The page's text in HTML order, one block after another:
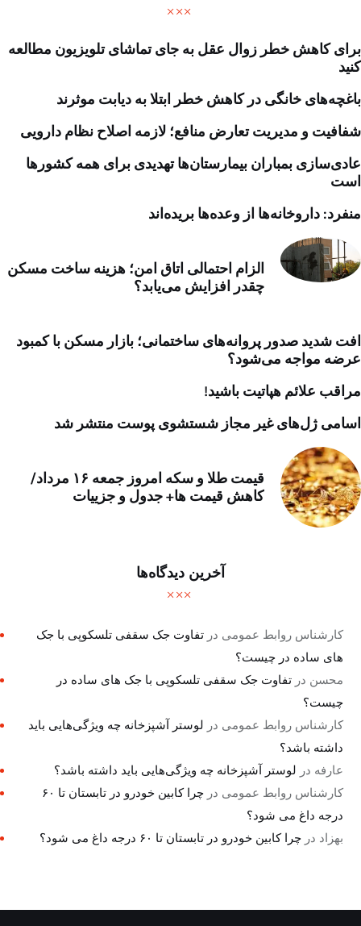
برای کاهش خطر زوال عقل به جای تماشای تلویزیون مطالعه
کنید
باغچه‌های خانگی در کاهش خطر ابتلا به دیابت موثرند
شفافیت و مدیریت تعارض منافع؛ لازمه اصلاح نظام دارویی
عادی‌سازی بمباران بیمارستان‌ها تهدیدی برای همه کشورها
است
منفرد: داروخانه‌ها از وعده‌ها بریده‌اند
الزام احتمالی اتاق امن؛ هزینه ساخت مسکن
چقدر افزایش می‌یابد؟
افت شدید صدور پروانه‌های ساختمانی؛ بازار مسکن با کمبود
عرضه مواجه می‌شود؟
مراقب علائم هپاتیت باشید!
اسامی ژل‌های غیر مجاز شستشوی پوست منتشر شد
قیمت طلا و سکه امروز جمعه ۱۶ مرداد/
کاهش قیمت ها+ جدول و جزییات
آخرین دیدگاه‌ها
کارشناس روابط عمومی درتفاوت جک سقفی تلسکوپی با جک
های ساده در چیست؟
محسن درتفاوت جک سقفی تلسکوپی با جک های ساده در
چیست؟
کارشناس روابط عمومی در لوستر آشپزخانه چه ویژگی‌هایی باید
داشته باشد؟
عارفه در لوستر آشپزخانه چه ویژگی‌هایی باید داشته باشد؟
کارشناس روابط عمومی در
چرا کابین خودرو در تابستان تا ۶۰
درجه داغ می شود؟
بهزاد درچرا کابین خودرو در تابستان تا ۶۰ درجه داغ می شود؟